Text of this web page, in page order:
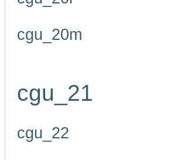
cgu_20m
cgu_21
cgu_22